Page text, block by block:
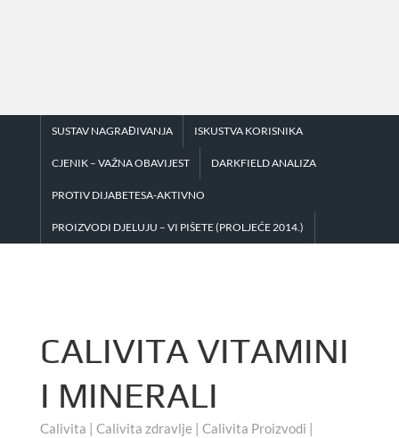
SUSTAV NAGRAĐIVANJA ISKUSTVA KORISNIKA
CJENIK – VAŽNA OBAVIJEST DARKFIELD ANALIZA
PROTIV DIJABETESA-AKTIVNO
PROIZVODI DJELUJU – VI PIŠETE (PROLJEĆE 2014.)
CALIVITA VITAMINI
I MINERALI
Calivita | Calivita zdravlje | Calivita Proizvodi |